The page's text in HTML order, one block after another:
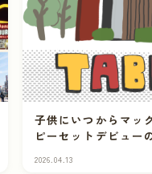
子供にいつからマッ
ピーセットデビュー
2026.04.13